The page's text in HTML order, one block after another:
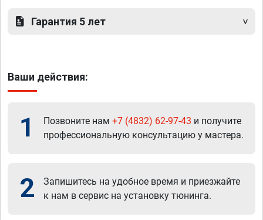
Гарантия 5 лет
Ваши действия:
1 Позвоните нам +7 (4832) 62-97-43 и получите
профессиональную консультацию у мастера.
2
Запишитесь на удобное время и приезжайте
к нам в сервис на установку тюнинга.